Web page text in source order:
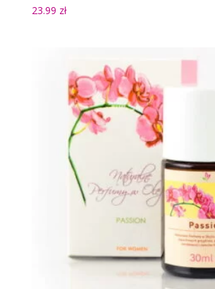
23.99 zł